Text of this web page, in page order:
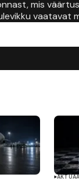
mis
vaatavat